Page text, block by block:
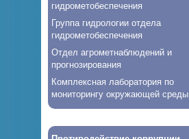
гидрометобеспечения
Группа гидрологии отдела
гидрометобеспечения
Отдел агрометнаблюдений и
прогнозирования
Комплексная лаборатория по
мониторингу окружающей среды